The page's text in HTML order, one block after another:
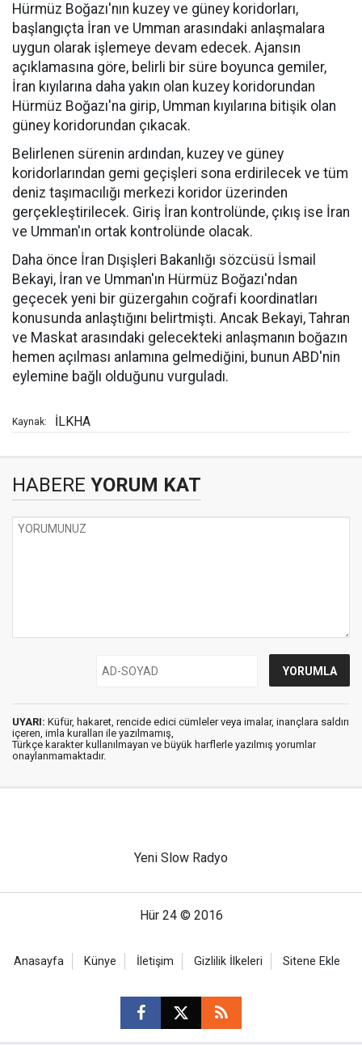
Hürmüz Boğazı'nın kuzey ve güney koridorları,
başlangıçta İran ve Umman arasındaki anlaşmalara
uygun olarak işlemeye devam edecek. Ajansın
açıklamasına göre, belirli bir süre boyunca gemiler,
İran kıyılarına daha yakın olan kuzey koridorundan
Hürmüz Boğazı'na girip, Umman kıyılarına bitişik olan
güney koridorundan çıkacak.
Belirlenen sürenin ardından, kuzey ve güney
koridorlarından gemi geçişleri sona erdirilecek ve tüm
deniz taşımacılığı merkezi koridor üzerinden
gerçekleştirilecek. Giriş İran kontrolünde, çıkış ise İran
ve Umman'ın ortak kontrolünde olacak.
Daha önce İran Dışişleri Bakanlığı sözcüsü İsmail
Bekayi, İran ve Umman'ın Hürmüz Boğazı'ndan
geçecek yeni bir güzergahın coğrafi koordinatları
konusunda anlaştığını belirtmişti. Ancak Bekayi, Tahran
ve Maskat arasındaki gelecekteki anlaşmanın boğazın
hemen açılması anlamına gelmediğini, bunun ABD'nin
eylemine bağlı olduğunu vurguladı.
Kaynak: İLKHA
HABERE YORUM KAT
UYARI: Küfür, hakaret, rencide edici cümleler veya imalar, inançlara saldırı
içeren, imla kuralları ile yazılmamış,
Türkçe karakter kullanılmayan ve büyük harflerle yazılmış yorumlar
onaylanmamaktadır.
Yeni Slow Radyo
Hür 24 © 2016
Anasayfa Künye İletişim Gizlilik İlkeleri Sitene Ekle